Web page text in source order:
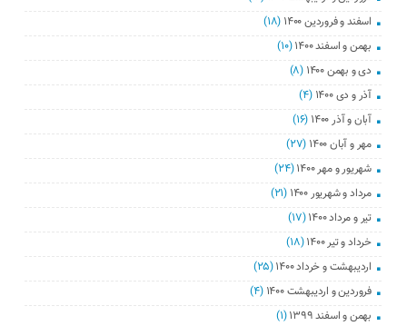
اسفند و فروردین ۱۴۰۰
(۱۸)
بهمن و اسفند ۱۴۰۰
(۱۰)
دی و بهمن ۱۴۰۰
(۸)
آذر و دی ۱۴۰۰
(۴)
آبان و آذر ۱۴۰۰
(۱۶)
مهر و آبان ۱۴۰۰
(۲۷)
شهریور و مهر ۱۴۰۰
(۲۴)
مرداد و شهریور ۱۴۰۰
(۲۱)
تیر و مرداد ۱۴۰۰
(۱۷)
خرداد و تیر ۱۴۰۰
(۱۸)
اردیبهشت و خرداد ۱۴۰۰
(۲۵)
فروردین و اردیبهشت ۱۴۰۰
(۴)
بهمن و اسفند ۱۳۹۹
(۱)